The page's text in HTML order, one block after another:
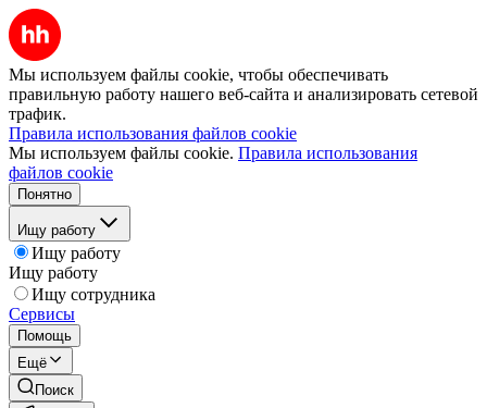
Мы используем файлы cookie, чтобы обеспечивать
правильную работу нашего веб-сайта и анализировать сетевой
трафик.
Правила использования файлов cookie
Мы используем файлы cookie. Правила использования
файлов cookie
Понятно
Ищу работу
Ищу работу
Ищу работу
Ищу сотрудника
Сервисы
Помощь
Ещё
Поиск